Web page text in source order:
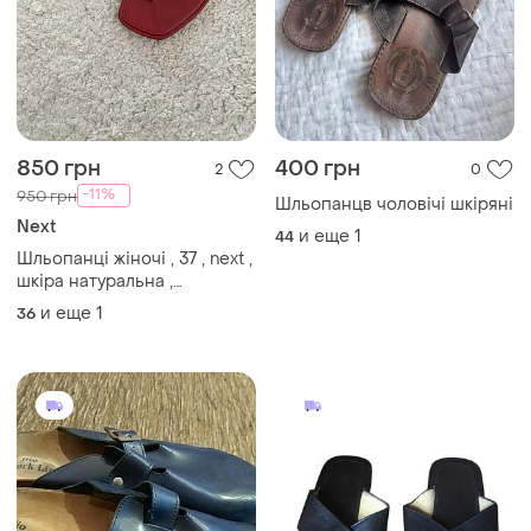
850 грн 2
950 грн -11%
Next
Шльопанці жіночі , 37 , next ,
шкіра натуральна ,
червоний
36 и еще 1
400 грн 0
Шльопанцв чоловічі шкіряні
44 и еще 1